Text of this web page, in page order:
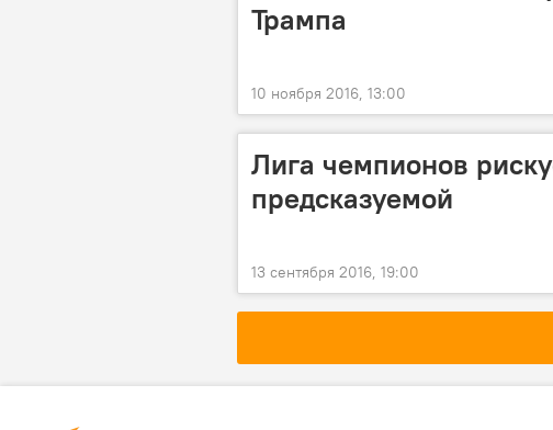
Трампа
10 ноября 2016, 13:00
Лига чемпионов
предсказуемой
13 сентября 2016, 19:00